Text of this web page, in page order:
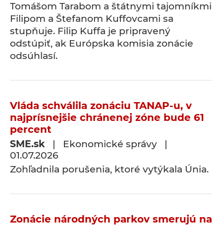
Tomášom Tarabom a štátnymi tajomníkmi
Filipom a Štefanom Kuffovcami sa
stupňuje. Filip Kuffa je pripravený
odstúpiť, ak Európska komisia zonácie
odsúhlasí.
Vláda schválila zonáciu TANAP-u, v
najprísnejšie chránenej zóne bude 61
percent
SME.sk | Ekonomické správy |
01.07.2026
Zohľadnila porušenia, ktoré vytýkala Únia.
Zonácie národných parkov smerujú na